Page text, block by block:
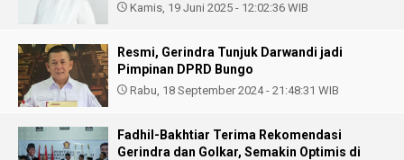
Kamis, 19 Juni 2025 - 12:02:36 WIB
Resmi, Gerindra Tunjuk Darwandi jadi
Pimpinan DPRD Bungo
Rabu, 18 September 2024 - 21:48:31 WIB
Fadhil-Bakhtiar Terima Rekomendasi
Gerindra dan Golkar, Semakin Optimis di